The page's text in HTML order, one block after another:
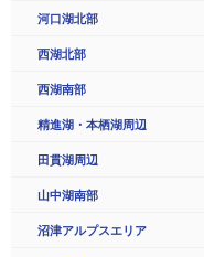
河口湖北部
西湖北部
西湖南部
精進湖・本栖湖周辺
田貫湖周辺
山中湖南部
沼津アルプスエリア